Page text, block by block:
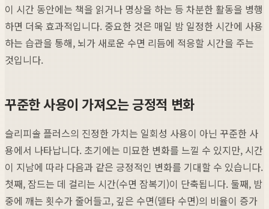
이 시간 동안에는 책을 읽거나 명상을 하는 등 차분한 활동을 병행
하면 더욱 효과적입니다. 중요한 것은 매일 밤 일정한 시간에 사용
하는 습관을 통해, 뇌가 새로운 수면 리듬에 적응할 시간을 주는
것입니다.
꾸준한 사용이 가져오는 긍정적 변화
슬리피솔 플러스의 진정한 가치는 일회성 사용이 아닌 꾸준한 사
용에서 나타납니다. 초기에는 미묘한 변화를 느낄 수 있지만, 시간
이 지남에 따라 다음과 같은 긍정적인 변화를 기대할 수 있습니다.
첫째, 잠드는 데 걸리는 시간(수면 잠복기)이 단축됩니다. 둘째, 밤
중에 깨는 횟수가 줄어들고, 깊은 수면(델타 수면)의 비율이 증가